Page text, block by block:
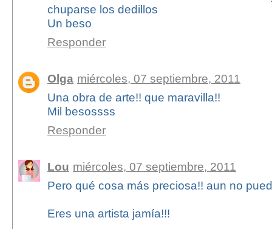
chuparse los dedillos
Un beso
Responder
Olga miércoles, 07 septiembre, 2011
Una obra de arte!! que maravilla!!
Mil besossss
Responder
Lou miércoles, 07 septiembre, 2011
Pero qué cosa más preciosa!! aun no
Eres una artista jamía!!!